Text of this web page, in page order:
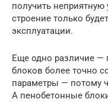
получить
строение только
эксплуатации.
Еще одно различие —
блоков более точно
параметры — потому
А пенобетонные